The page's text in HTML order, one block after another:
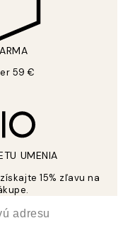
59 €
UMENIA
15% zľavu na